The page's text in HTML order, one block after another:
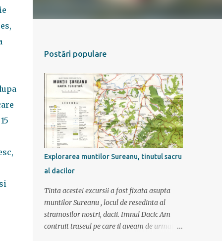
Postări populare
Explorarea muntilor Sureanu, tinutul sacru
al dacilor
Tinta acestei excursii a fost fixata asupta
muntilor Sureanu , locul de resedinta al
stramosilor nostri, dacii. Imnul Dacic Am
contruit traseul pe care il aveam de urmat